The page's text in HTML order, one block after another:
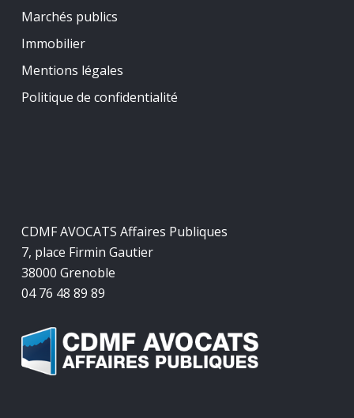
Marchés publics
Immobilier
Mentions légales
Politique de confidentialité
CDMF AVOCATS Affaires Publiques
7, place Firmin Gautier
38000 Grenoble
04 76 48 89 89